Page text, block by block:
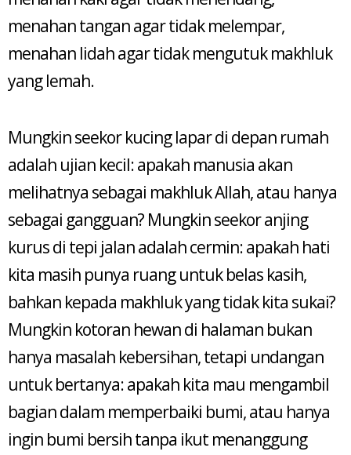
menahan tangan agar tidak melempar,
menahan lidah agar tidak mengutuk makhluk
yang lemah.
Mungkin seekor kucing lapar di depan rumah
adalah ujian kecil: apakah manusia akan
melihatnya sebagai makhluk Allah, atau hanya
sebagai gangguan? Mungkin seekor anjing
kurus di tepi jalan adalah cermin: apakah hati
kita masih punya ruang untuk belas kasih,
bahkan kepada makhluk yang tidak kita sukai?
Mungkin kotoran hewan di halaman bukan
hanya masalah kebersihan, tetapi undangan
untuk bertanya: apakah kita mau mengambil
bagian dalam memperbaiki bumi, atau hanya
ingin bumi bersih tanpa ikut menanggung